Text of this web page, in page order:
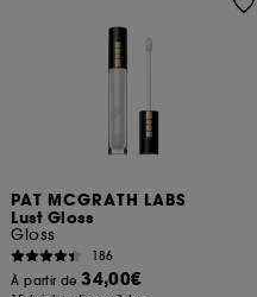
PAT MCGRATH LABS
Lust Gloss
Gloss
186
À partir de34,00€